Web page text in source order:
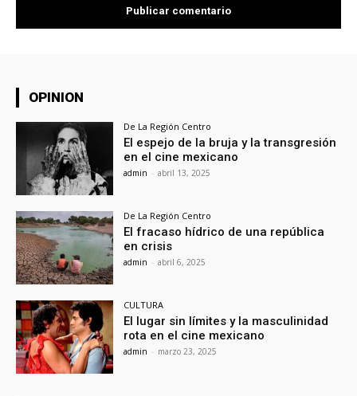
OPINION
De La Región Centro
El espejo de la bruja y la transgresión
en el cine mexicano
admin - abril 13, 2025
De La Región Centro
El fracaso hídrico de una república
en crisis
admin - abril 6, 2025
CULTURA
El lugar sin límites y la masculinidad
rota en el cine mexicano
admin - marzo 23, 2025